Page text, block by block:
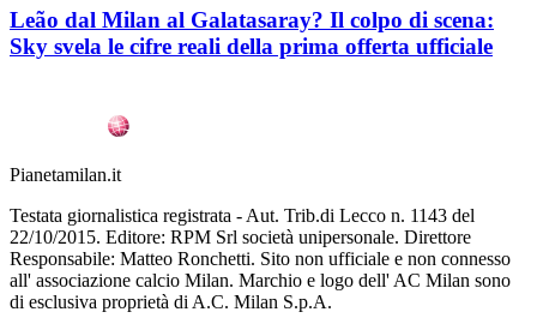
Leão dal Milan al Galatasaray? Il colpo di scena:
Sky svela le cifre reali della prima offerta ufficiale
Pianetamilan.it
Testata giornalistica registrata - Aut. Trib.di Lecco n. 1143 del
22/10/2015. Editore: RPM Srl società unipersonale. Direttore
Responsabile: Matteo Ronchetti. Sito non ufficiale e non connesso
all' associazione calcio Milan. Marchio e logo dell' AC Milan sono
di esclusiva proprietà di A.C. Milan S.p.A.